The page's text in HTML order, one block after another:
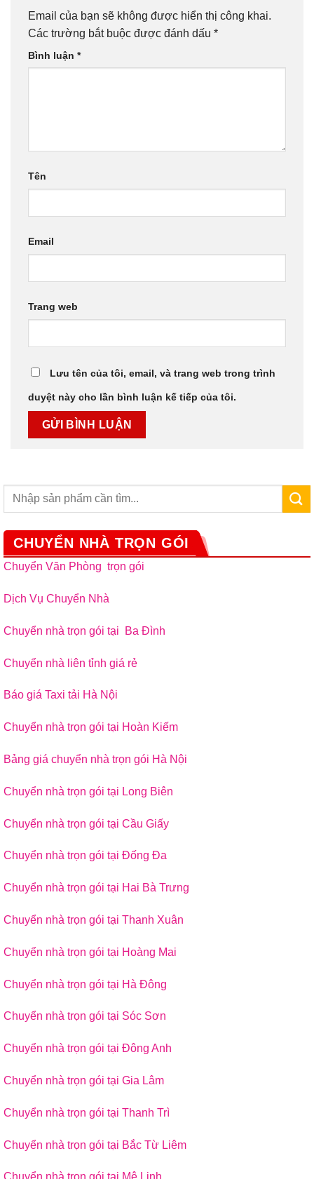
Email của bạn sẽ không được hiển thị công khai.
Các trường bắt buộc được đánh dấu *
Bình luận *
Tên
Email
Trang web
Lưu tên của tôi, email, và trang web trong trình
duyệt này cho lần bình luận kế tiếp của tôi.
CHUYỂN NHÀ TRỌN GÓI
Chuyển Văn Phòng trọn gói
Dịch Vụ Chuyển Nhà
Chuyển nhà trọn gói tại Ba Đình
Chuyển nhà liên tỉnh giá rẻ
Báo giá Taxi tải Hà Nội
Chuyển nhà trọn gói tại Hoàn Kiếm
Bảng giá chuyển nhà trọn gói Hà Nội
Chuyển nhà trọn gói tại Long Biên
Chuyển nhà trọn gói tại Cầu Giấy
Chuyển nhà trọn gói tại Đống Đa
Chuyển nhà trọn gói tại Hai Bà Trưng
Chuyển nhà trọn gói tại Thanh Xuân
Chuyển nhà trọn gói tại Hoàng Mai
Chuyển nhà trọn gói tại Hà Đông
Chuyển nhà trọn gói tại Sóc Sơn
Chuyển nhà trọn gói tại Đông Anh
Chuyển nhà trọn gói tại Gia Lâm
Chuyển nhà trọn gói tại Thanh Trì
Chuyển nhà trọn gói tại Bắc Từ Liêm